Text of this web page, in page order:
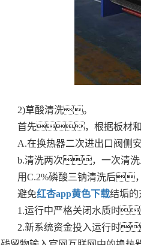
2)草酸清洗。
首先，根据板材和
A.在换热器二次进出口阀
b.清洗两次，一次清
用C.2%磷酸三钠清洗后
避免红杏app黄色下载结垢
1.运行中严格关闭水质时
2.新系统资金投入运行时